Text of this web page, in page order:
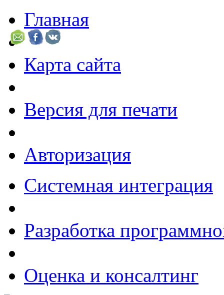
Главная
Карта сайта
Версия для печати
Авторизация
Системная интеграция
Разработка
Оценка и консалтинг